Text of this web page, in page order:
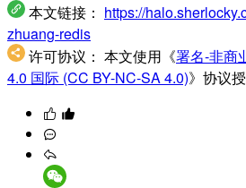
本文链接： https://
zhuang-redis
许可协议： 本文使用《署名-非商
4.0 国际 (CC BY-NC-SA 4.0)》协议